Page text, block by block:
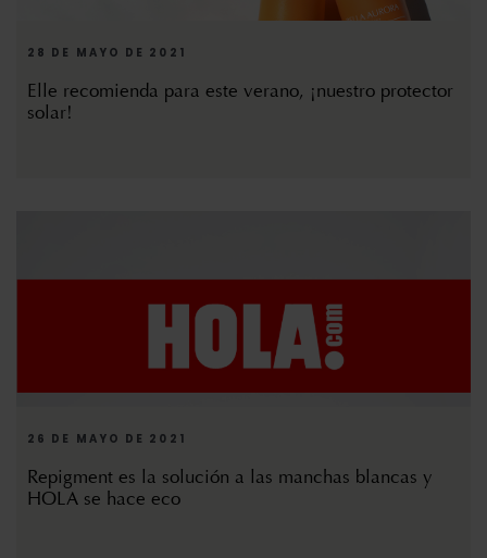
28 DE MAYO DE 2021
Elle recomienda para este verano, ¡nuestro protector
solar!
26 DE MAYO DE 2021
Repigment es la solución a las manchas blancas y
HOLA se hace eco